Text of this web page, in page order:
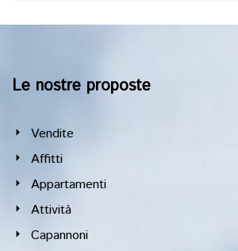
Le nostre proposte
Vendite
Affitti
Appartamenti
Attività
Capannoni